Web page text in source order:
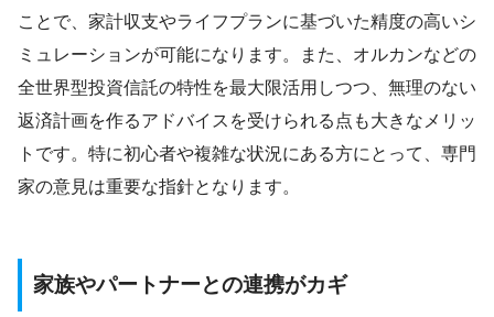
ことで、家計収支やライフプランに基づいた精度の高いシ
ミュレーションが可能になります。また、オルカンなどの
全世界型投資信託の特性を最大限活用しつつ、無理のない
返済計画を作るアドバイスを受けられる点も大きなメリッ
トです。特に初心者や複雑な状況にある方にとって、専門
家の意見は重要な指針となります。
家族やパートナーとの連携がカギ